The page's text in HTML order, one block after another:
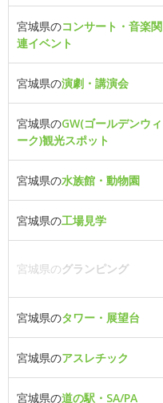
宮城県のコンサート・音楽関
連イベント
宮城県の演劇・講演会
宮城県のGW(ゴールデンウィ
ーク)観光スポット
宮城県の水族館・動物園
宮城県の工場見学
宮城県のグランピング
宮城県のタワー・展望台
宮城県のアスレチック
宮城県の道の駅・SA/PA